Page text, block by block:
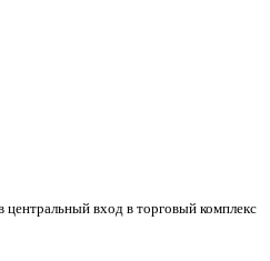
вход в торговый комплекс